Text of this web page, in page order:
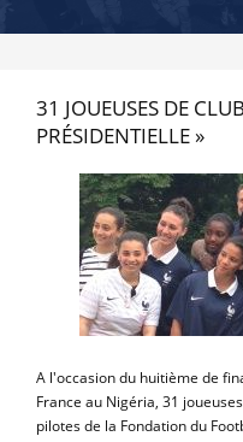
31 JOUEUSES DE
PRÉSIDENTIELLE »
A l'occasion du huitième de
France au Nigéria, 31
pilotes de la Fondation du